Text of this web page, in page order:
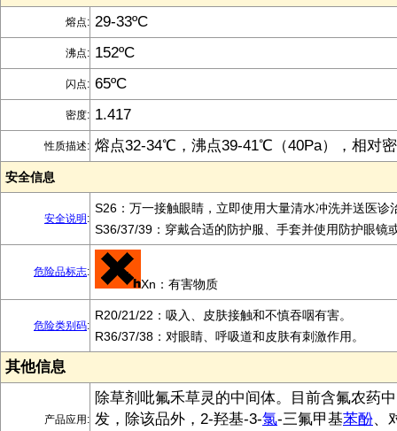
熔点: 29-33ºC
沸点: 152ºC
闪点: 65ºC
密度: 1.417
性质描述: 熔点32-34℃，沸点39-41℃（40Pa），相对
安全信息
安全说明 :
S26：万一接触眼睛，立即使用大量清水冲洗并送医诊
S36/37/39：穿戴合适的防护服、手套并使用防护眼镜
危险品标志:
Xn：有害物质
危险类别码:
R20/21/22：吸入、皮肤接触和不慎吞咽有害。
R36/37/38：对眼睛、呼吸道和皮肤有刺激作用。
其他信息
产品应用:
除草剂吡氟禾草灵的中间体。目前含氟农药
发，除该品外，2-羟基-3-氯-三氟甲基苯酚、